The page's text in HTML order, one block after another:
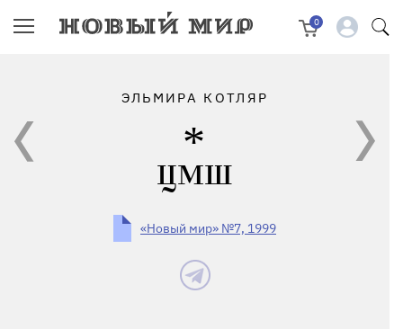
0
ЭЛЬМИРА КОТЛЯР
ЦМШ
«Новый мир» №7, 1999